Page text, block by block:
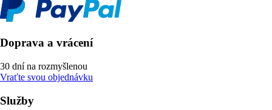
Doprava a vrácení
30 dní na rozmyšlenou
Vraťte svou objednávku
Služby